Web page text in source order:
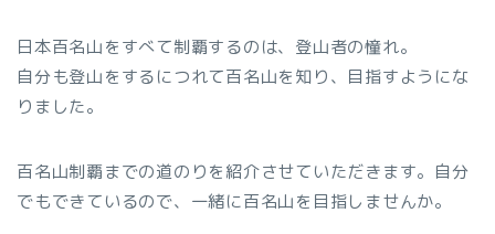
日本百名山をすべて制覇するのは、登山者の憧れ。
自分も登山をするにつれて百名山を知り、目指すようにな
りました。
百名山制覇までの道のりを紹介させていただきます。自分
でもできているので、一緒に百名山を目指しませんか。